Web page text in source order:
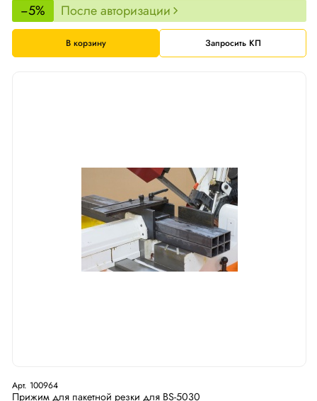
−5% После авторизации
В корзину Запросить КП
Арт. 100964
Прижим для пакетной резки для BS-5030